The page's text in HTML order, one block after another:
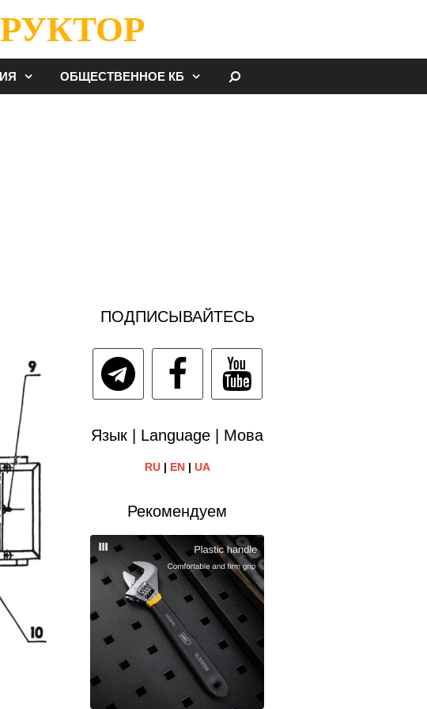
ОБЩЕСТВЕННОЕ КБ
ПОДПИСЫВАЙТЕСЬ
Язык | Language | Мова
RU| EN| UA
Рекомендуем